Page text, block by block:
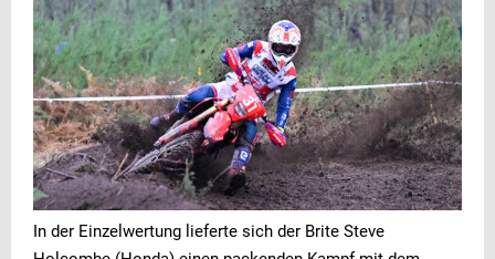
In der Einzelwertung lieferte sich der Brite Steve